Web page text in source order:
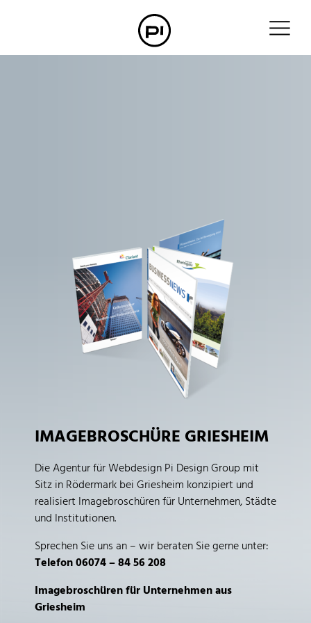
IMAGEBROSCHÜRE GRIESHEIM
Die Agentur für Webdesign Pi Design Group mit
Sitz in Rödermark bei Griesheim konzipiert und
realisiert Imagebroschüren für Unternehmen, Städte
und Institutionen.
Sprechen Sie uns an – wir beraten Sie gerne unter:
Telefon 06074 – 84 56 208
Imagebroschüren für Unternehmen aus
Griesheim